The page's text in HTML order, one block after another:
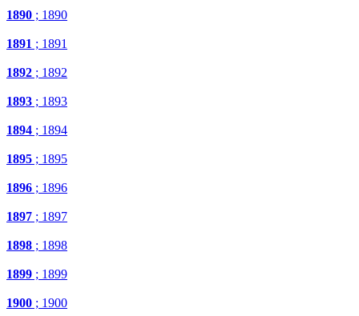
1890 ; 1890
1891 ; 1891
1892 ; 1892
1893 ; 1893
1894 ; 1894
1895 ; 1895
1896 ; 1896
1897 ; 1897
1898 ; 1898
1899 ; 1899
1900 ; 1900